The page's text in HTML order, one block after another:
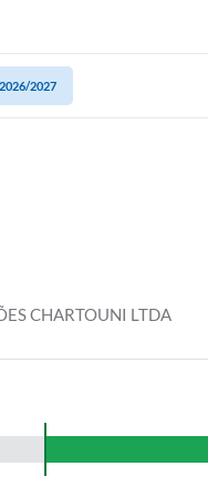
2027
CHARTOUNI LTDA